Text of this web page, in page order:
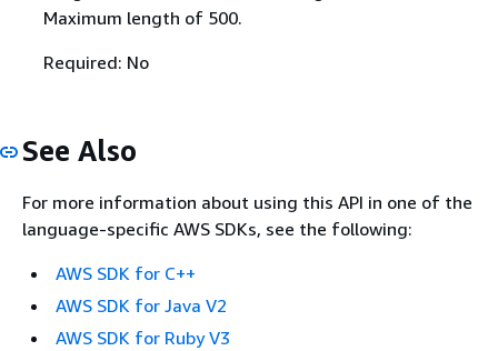
Maximum length of 500.
Required: No
See Also
For more information about using this API in one of the
language-specific AWS SDKs, see the following:
AWS SDK for C++
AWS SDK for Java V2
AWS SDK for Ruby V3